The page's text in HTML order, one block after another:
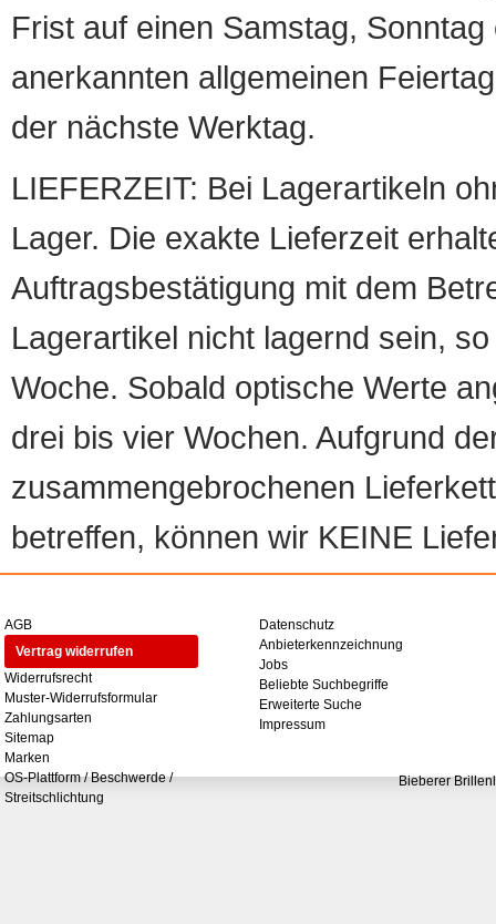
Frist auf einen Samstag,
anerkannten allgemeinen
der nächste Werktag.
LIEFERZEIT: Bei Lagerartikeln
Lager. Die exakte Lieferzeit
Auftragsbestätigung mit dem
Lagerartikel nicht lagernd sein,
Woche. Sobald optische Werte
drei bis vier Wochen. Aufgrund
zusammengebrochenen
betreffen, können wir KEINE
AGB
Vertrag widerrufen
Widerrufsrecht
Muster-Widerrufsformular
Zahlungsarten
Sitemap
Marken
OS-Plattform / Beschwerde /
Streitschlichtung
Datenschutz
Anbieterkennzeichnung
Jobs
Beliebte Suchbegriffe
Erweiterte Suche
Impressum
Bieberer